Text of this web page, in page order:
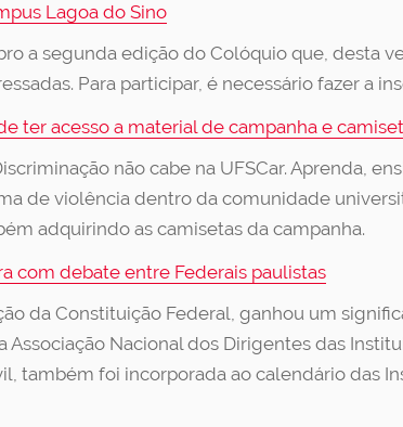
Lagoa do Sino
a segunda edição do Colóquio que, desta
Para participar, é necessário fazer a
ter acesso a material de campanha e
não cabe na UFSCar. Aprenda,
de violência dentro da comunidade
adquirindo as camisetas da campanha.
com debate entre Federais paulistas
da Constituição Federal, ganhou um
Nacional dos Dirigentes das
também foi incorporada ao calendário das